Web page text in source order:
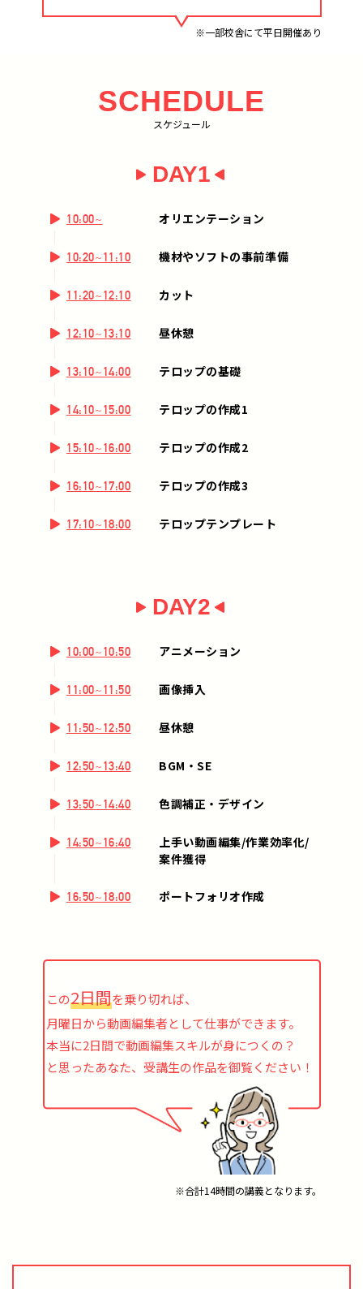
※一部校舎にて平日開催あり
SCHEDULE
スケジュール
DAY1
10:00~ オリエンテーション
10:20~11:10 機材やソフトの事前準備
11:20~12:10 カット
12:10~13:10 昼休憩
13:10~14:00 テロップの基礎
14:10~15:00 テロップの作成1
15:10~16:00 テロップの作成2
16:10~17:00 テロップの作成3
17:10~18:00 テロップテンプレート
DAY2
10:00~10:50 アニメーション
11:00~11:50 画像挿入
11:50~12:50 昼休憩
12:50~13:40 BGM・SE
13:50~14:40 色調補正・デザイン
14:50~16:40
上手い動画編集/作業効率化/
案件獲得
16:50~18:00 ポートフォリオ作成
この2日間を乗り切れば、
月曜日から動画編集者として仕事ができます。
本当に2日間で動画編集スキルが身につくの？
と思ったあなた、受講生の作品を御覧ください！
※合計14時間の講義となります。